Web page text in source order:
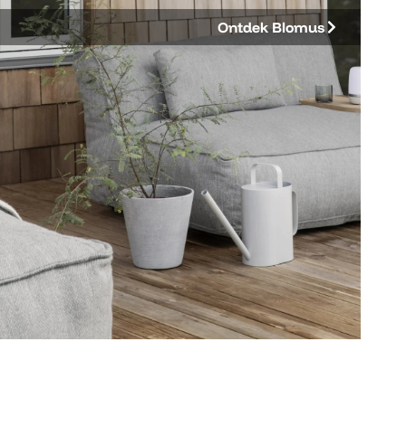
Ontdek Blomus